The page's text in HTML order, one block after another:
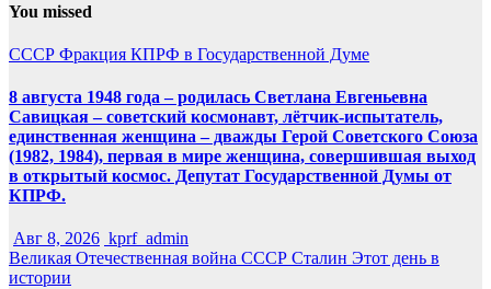
You missed
СССР Фракция КПРФ в Государственной Думе
8 августа 1948 года – родилась Светлана Евгеньевна
Савицкая – советский космонавт, лётчик-испытатель,
единственная женщина – дважды Герой Советского Союза
(1982, 1984), первая в мире женщина, совершившая выход
в открытый космос. Депутат Государственной Думы от
КПРФ.
Авг 8, 2026 kprf_admin
Великая Отечественная война СССР Сталин Этот день в
истории